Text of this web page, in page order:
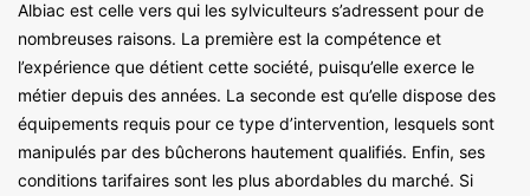
Albiac est celle vers qui les sylviculteurs s’adressent pour de
nombreuses raisons. La première est la compétence et
l’expérience que détient cette société, puisqu’elle exerce le
métier depuis des années. La seconde est qu’elle dispose des
équipements requis pour ce type d’intervention, lesquels sont
manipulés par des bûcherons hautement qualifiés. Enfin, ses
conditions tarifaires sont les plus abordables du marché. Si